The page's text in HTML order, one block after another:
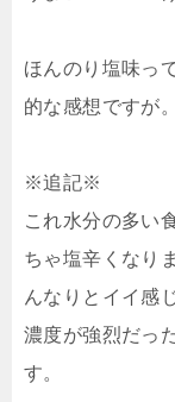
ほんのり塩味っ
的な感想ですが。
※追記※
これ水分の多い
ちゃ塩辛くなり
んなりとイイ感
濃度が強烈だっ
す。